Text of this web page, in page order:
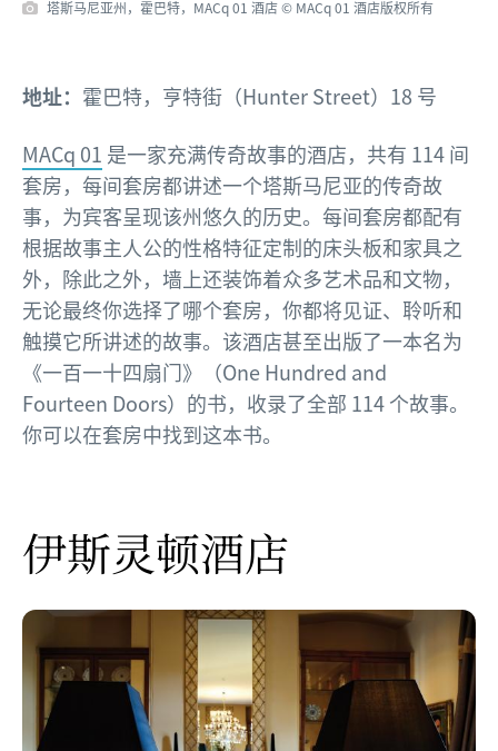
塔斯马尼亚州，霍巴特，MACq 01 酒店 © MACq 01 酒店版权所有
地址： 霍巴特，亨特街（Hunter Street）18 号
MACq 01 是一家充满传奇故事的酒店，共有 114 间
套房，每间套房都讲述一个塔斯马尼亚的传奇故
事，为宾客呈现该州悠久的历史。每间套房都配有
根据故事主人公的性格特征定制的床头板和家具之
外，除此之外，墙上还装饰着众多艺术品和文物，
无论最终你选择了哪个套房，你都将见证、聆听和
触摸它所讲述的故事。该酒店甚至出版了一本名为
《一百一十四扇门》（One Hundred and
Fourteen Doors）的书，收录了全部 114 个故事。
你可以在套房中找到这本书。
伊斯灵顿酒店